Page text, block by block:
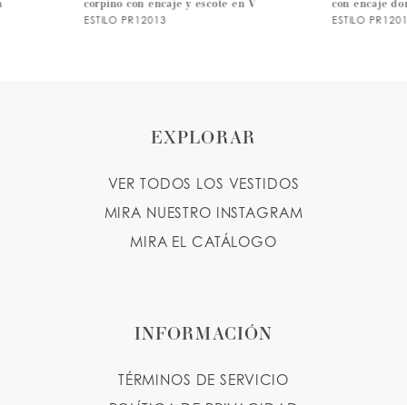
ESTILO PR12013 ESTILO PR12011
EXPLORAR
VER TODOS LOS VESTIDOS
MIRA NUESTRO INSTAGRAM
MIRA EL CATÁLOGO
INFORMACIÓN
TÉRMINOS DE SERVICIO